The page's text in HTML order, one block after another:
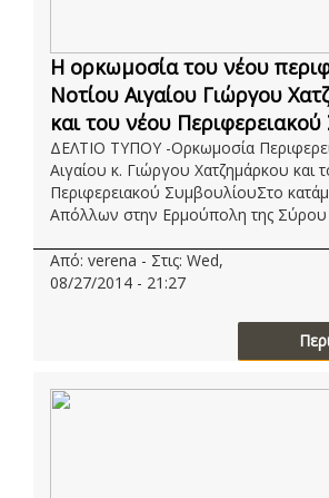
Η ορκωμοσία του νέου
Νοτίου Αιγαίου Γιώργου
και του νέου
ΔΕΛΤΙΟ ΤΥΠΟΥ -Ορκωμοσία
Αιγαίου κ. Γιώργου Χατζημάρκου και
Περιφερειακού ΣυμβουλίουΣτο
Απόλλων στην Ερμούπολη της Σύρου
Από: verena - Στις: Wed,
08/27/2014 - 21:27